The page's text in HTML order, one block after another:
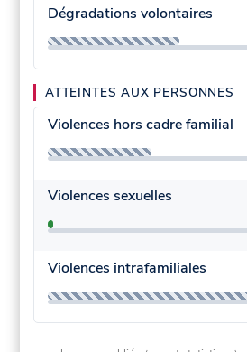
Dégradations volontaires
ATTEINTES AUX PERSONNES
Violences hors cadre familial
Violences sexuelles
Violences intrafamiliales